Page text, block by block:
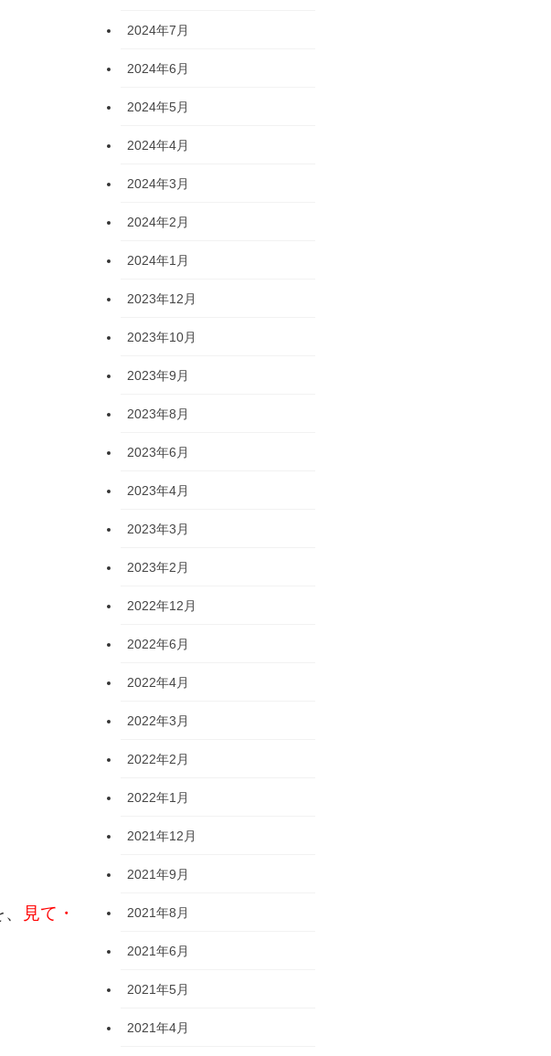
見て・
2024年7月
2024年6月
2024年5月
2024年4月
2024年3月
2024年2月
2024年1月
2023年12月
2023年10月
2023年9月
2023年8月
2023年6月
2023年4月
2023年3月
2023年2月
2022年12月
2022年6月
2022年4月
2022年3月
2022年2月
2022年1月
2021年12月
2021年9月
2021年8月
2021年6月
2021年5月
2021年4月